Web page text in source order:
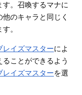
。召喚するマナに
のキャラと同じく
。
レイズマスターによ
ことができるよう
レイズマスターを選